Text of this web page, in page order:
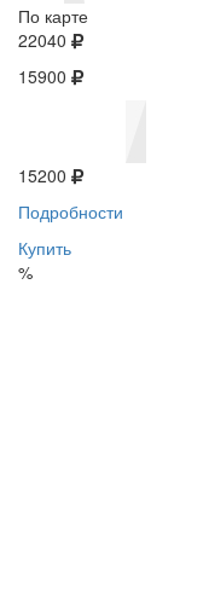
По карте
22040
15900
15200
Подробности
Купить
%